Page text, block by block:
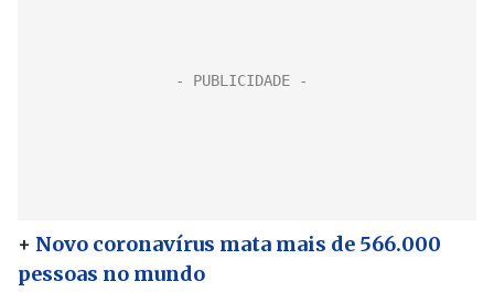
+ Novo coronavírus mata mais de 566.000
pessoas no mundo